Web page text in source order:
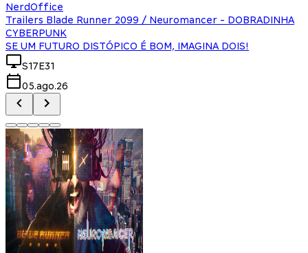
NerdOffice
Trailers Blade Runner 2099 / Neuromancer - DOBRADINHA
CYBERPUNK
SE UM FUTURO DISTÓPICO É BOM, IMAGINA DOIS!
S17E31
05.ago.26